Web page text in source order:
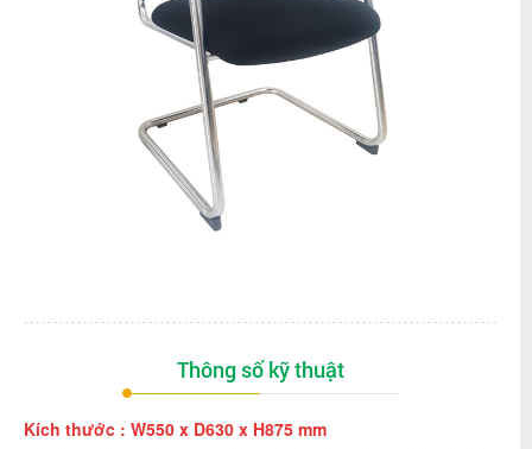
Thông số kỹ thuật
Kích thước : W550 x D630 x H875 mm